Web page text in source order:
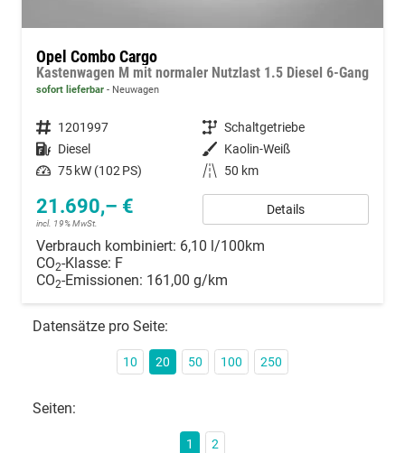
Opel Combo Cargo
Kastenwagen M mit normaler Nutzlast 1.5 Diesel 6-Gang
sofort lieferbar Neuwagen
Fahrzeugnummer 1201997 Getriebe Schaltgetriebe
Kraftstoff Diesel Außenfarbe Kaolin-Weiß
Leistung 75 kW (102 PS) Kilometerstand 50 km
21.690,– €
incl. 19% MwSt.
Details
Verbrauch kombiniert: 6,10 l/100km
CO2-Klasse: F
CO2-Emissionen: 161,00 g/km
Datensätze pro Seite:
10 20 50 100 250
Seiten:
1 2